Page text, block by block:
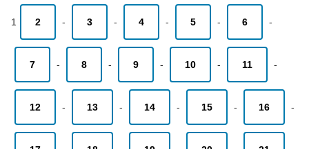
1 2 - 3 - 4 - 5 - 6 -
7 - 8 - 9 - 10 - 11 -
12 - 13 - 14 - 15 - 16 -